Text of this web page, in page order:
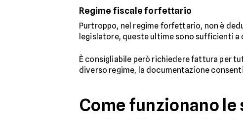
Regime fiscale forfettario
Purtroppo, nel regime forfettario, non è
legislatore, queste ultime sono sufficienti
È consigliabile però richiedere fattura per
diverso regime, la documentazione
Come funzionano